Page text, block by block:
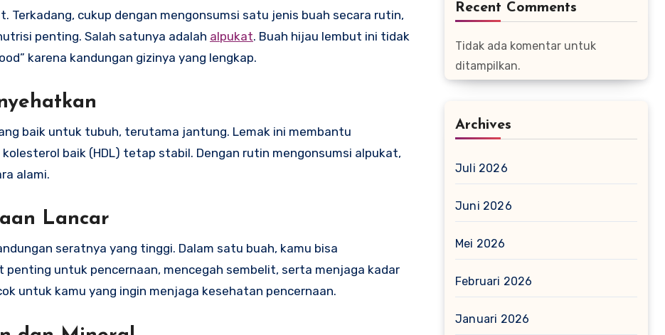
penting. Salah satunya adalah alpukat. Buah hijau lembut ini tidak
karena kandungan gizinya yang lengkap.
baik untuk tubuh, terutama jantung. Lemak ini membantu
baik (HDL) tetap stabil. Dengan rutin mengonsumsi alpukat,
alami.
Lancar
seratnya yang tinggi. Dalam satu buah, kamu bisa
untuk pencernaan, mencegah sembelit, serta menjaga kadar
untuk kamu yang ingin menjaga kesehatan pencernaan.
Recent Comments
Tidak ada komentar untuk
ditampilkan.
Archives
Juli 2026
Juni 2026
Mei 2026
Februari 2026
Januari 2026